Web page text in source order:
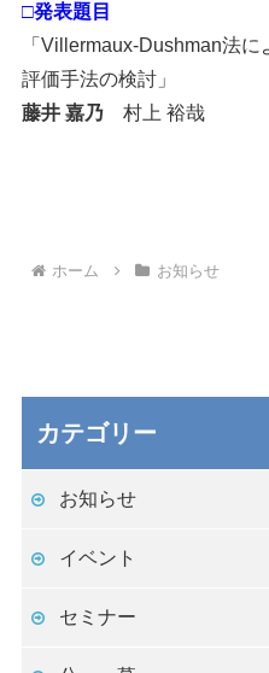
□発表題目
「Villermaux-Dushman法
評価手法の検討」
藤井 嘉乃 村上 裕哉
ホーム お知らせ
カテゴリー
お知らせ
イベント
セミナー